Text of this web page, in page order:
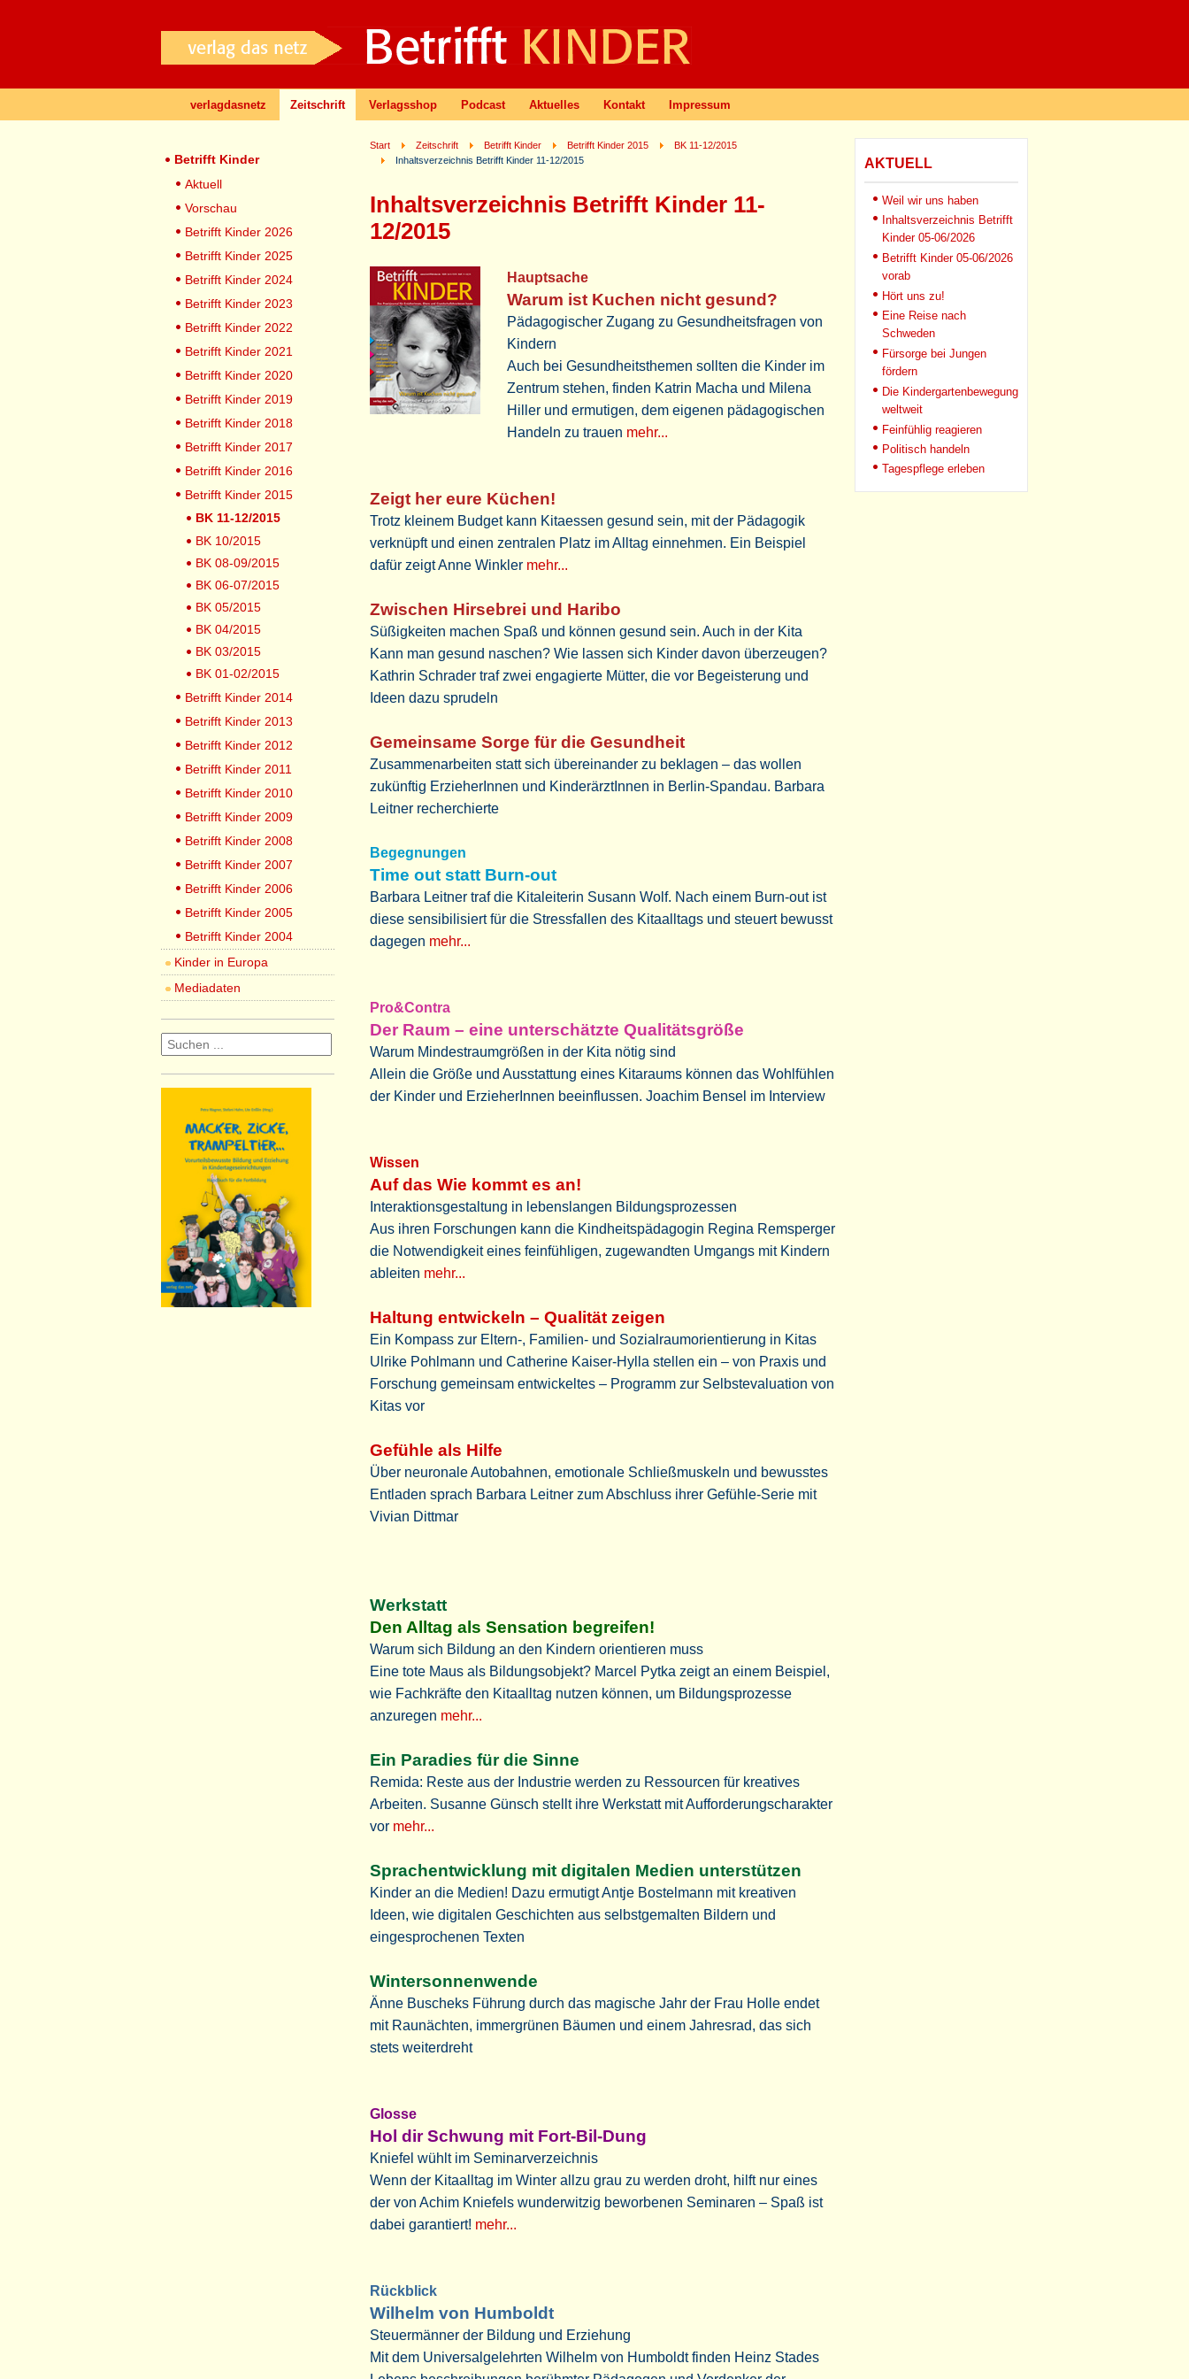
verlagdasnetz Zeitschrift Verlagsshop Podcast Aktuelles Kontakt Impressum
Start Zeitschrift Betrifft Kinder Betrifft Kinder 2015
BK 11-12/2015
Inhaltsverzeichnis Betrifft Kinder 11-12/2015
Inhaltsverzeichnis Betrifft Kinder 11-
12/2015
Hauptsache
Warum ist Kuchen nicht gesund?
Pädagogischer Zugang zu Gesundheitsfragen von
Kindern
Auch bei Gesundheitsthemen sollten die Kinder im
Zentrum stehen, finden Katrin Macha und Milena
Hiller und ermutigen, dem eigenen pädagogischen
Handeln zu trauen mehr...
Zeigt her eure Küchen!
Trotz kleinem Budget kann Kitaessen gesund sein, mit der Pädagogik
verknüpft und einen zentralen Platz im Alltag einnehmen. Ein Beispiel
dafür zeigt Anne Winkler mehr...
Zwischen Hirsebrei und Haribo
Süßigkeiten machen Spaß und können gesund sein. Auch in der Kita
Kann man gesund naschen? Wie lassen sich Kinder davon überzeugen?
Kathrin Schrader traf zwei engagierte Mütter, die vor Begeisterung und
Ideen dazu sprudeln
Gemeinsame Sorge für die Gesundheit
Zusammenarbeiten statt sich übereinander zu beklagen – das wollen
zukünftig ErzieherInnen und KinderärztInnen in Berlin-Spandau. Barbara
Leitner recherchierte
Begegnungen
Time out statt Burn-out
Barbara Leitner traf die Kitaleiterin Susann Wolf. Nach einem Burn-out ist
diese sensibilisiert für die Stressfallen des Kitaalltags und steuert bewusst
dagegen mehr...
Pro&Contra
Der Raum – eine unterschätzte Qualitätsgröße
Warum Mindestraumgrößen in der Kita nötig sind
Allein die Größe und Ausstattung eines Kitaraums können das Wohlfühlen
der Kinder und ErzieherInnen beeinflussen. Joachim Bensel im Interview
Wissen
Auf das Wie kommt es an!
Interaktionsgestaltung in lebenslangen Bildungsprozessen
Aus ihren Forschungen kann die Kindheitspädagogin Regina Remsperger
die Notwendigkeit eines feinfühligen, zugewandten Umgangs mit Kindern
ableiten mehr...
Haltung entwickeln – Qualität zeigen
Ein Kompass zur Eltern-, Familien- und Sozialraumorientierung in Kitas
Ulrike Pohlmann und Catherine Kaiser-Hylla stellen ein – von Praxis und
Forschung gemeinsam entwickeltes – Programm zur Selbstevaluation von
Kitas vor
Gefühle als Hilfe
Über neuronale Autobahnen, emotionale Schließmuskeln und bewusstes
Entladen sprach Barbara Leitner zum Abschluss ihrer Gefühle-Serie mit
Vivian Dittmar
Werkstatt
Den Alltag als Sensation begreifen!
Warum sich Bildung an den Kindern orientieren muss
Eine tote Maus als Bildungsobjekt? Marcel Pytka zeigt an einem Beispiel,
wie Fachkräfte den Kitaalltag nutzen können, um Bildungsprozesse
anzuregen mehr...
Ein Paradies für die Sinne
Remida: Reste aus der Industrie werden zu Ressourcen für kreatives
Arbeiten. Susanne Günsch stellt ihre Werkstatt mit Aufforderungscharakter
vor mehr...
Sprachentwicklung mit digitalen Medien unterstützen
Kinder an die Medien! Dazu ermutigt Antje Bostelmann mit kreativen
Ideen, wie digitalen Geschichten aus selbstgemalten Bildern und
eingesprochenen Texten
Wintersonnenwende
Änne Buscheks Führung durch das magische Jahr der Frau Holle endet
mit Raunächten, immergrünen Bäumen und einem Jahresrad, das sich
stets weiterdreht
Glosse
Hol dir Schwung mit Fort-Bil-Dung
Kniefel wühlt im Seminarverzeichnis
Wenn der Kitaalltag im Winter allzu grau zu werden droht, hilft nur eines
der von Achim Kniefels wunderwitzig beworbenen Seminaren – Spaß ist
dabei garantiert! mehr...
Rückblick
Wilhelm von Humboldt
Steuermänner der Bildung und Erziehung
Mit dem Universalgelehrten Wilhelm von Humboldt finden Heinz Stades
Betrifft Kinder
Aktuell
Vorschau
Betrifft Kinder 2026
Betrifft Kinder 2025
Betrifft Kinder 2024
Betrifft Kinder 2023
Betrifft Kinder 2022
Betrifft Kinder 2021
Betrifft Kinder 2020
Betrifft Kinder 2019
Betrifft Kinder 2018
Betrifft Kinder 2017
Betrifft Kinder 2016
Betrifft Kinder 2015
BK 11-12/2015
BK 10/2015
BK 08-09/2015
BK 06-07/2015
BK 05/2015
BK 04/2015
BK 03/2015
BK 01-02/2015
Betrifft Kinder 2014
Betrifft Kinder 2013
Betrifft Kinder 2012
Betrifft Kinder 2011
Betrifft Kinder 2010
Betrifft Kinder 2009
Betrifft Kinder 2008
Betrifft Kinder 2007
Betrifft Kinder 2006
Betrifft Kinder 2005
Betrifft Kinder 2004
Kinder in Europa
Mediadaten
AKTUELL
Weil wir uns haben
Inhaltsverzeichnis Betrifft
Kinder 05-06/2026
Betrifft Kinder 05-06/2026
vorab
Hört uns zu!
Eine Reise nach
Schweden
Fürsorge bei Jungen
fördern
Die Kindergartenbewegung
weltweit
Feinfühlig reagieren
Politisch handeln
Tagespflege erleben